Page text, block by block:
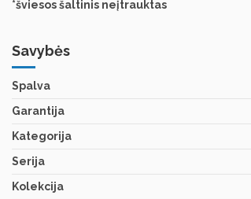
*šviesos šaltinis neįtrauktas
Savybės
Spalva
Garantija
Kategorija
Serija
Kolekcija